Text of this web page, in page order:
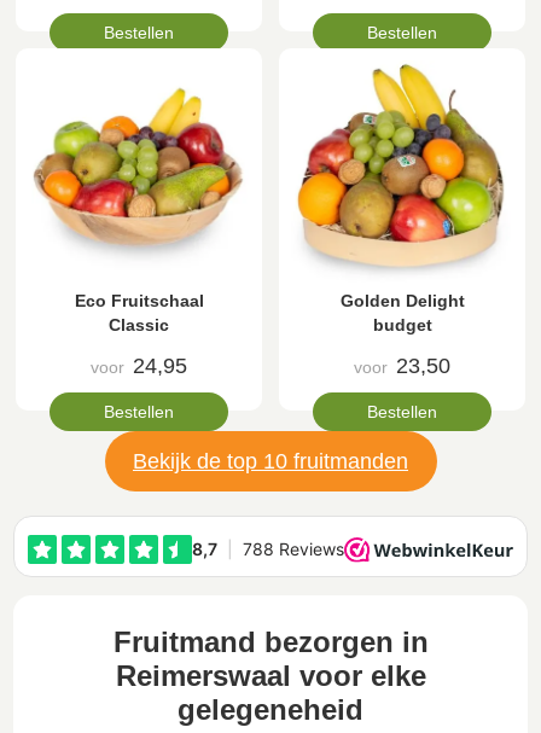
Bestellen Bestellen
Eco Fruitschaal
Classic
voor 24,95
Bestellen
Golden Delight
budget
voor 23,50
Bestellen
Bekijk de top 10 fruitmanden
Fruitmand bezorgen in
Reimerswaal voor elke
gelegeneheid